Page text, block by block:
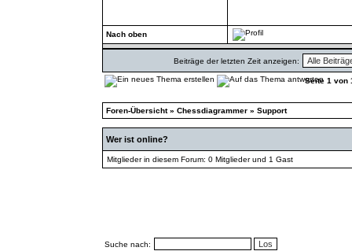
Nach oben
Beiträge der letzten Zeit anzeigen:
Seite 1 von
Foren-Übersicht» Chessdiagrammer » Support
Wer ist online?
Mitglieder in diesem Forum: 0 Mitglieder und 1 Gast
Suche nach: